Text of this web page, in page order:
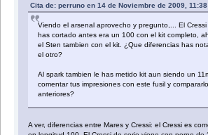
Cita de: perruno en 14 de Noviembre de 2009,
Viendo el arsenal aprovecho y pregunto,... El
has cortado antes era un 100 con el kit completo,
el Sten tambien con el kit. ¿Que diferencias has
el otro?
Al spark tambien le has metido kit aun siendo un
comentar tus impresiones con este fusil y
anteriores?
A ver, diferencias entre Mares y Cressi: el Cressi es